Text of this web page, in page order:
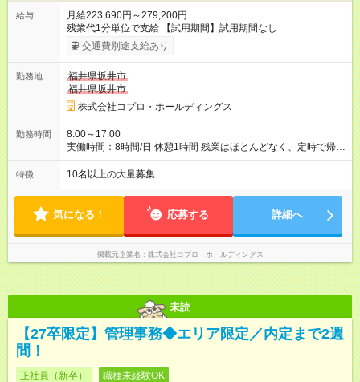
給与
月給223,690円～279,200円
残業代1分単位で支給 【試用期間】試用期間なし
交通費別途支給あり
勤務地
福井県坂井市
福井県坂井市
株式会社コプロ・ホールディングス
勤務時間
8:00～17:00
実働時間：8時間/日 休憩1時間 残業はほとんどなく、定時で帰れ
る日が多い働き方です。 毎日の業務は進捗管理や事務が中心な
ので、 「今日やるべき仕事」が終われば、自然と区切りをつけ
方を大切にしています。
特徴 10名以上の大量募集
気になる！ 応募する 詳細へ
掲載元企業名 株式会社コプロ・ホールディングス
未読
【27卒限定】管理事務◆エリア限定／内定まで2週
間！
正社員（新卒） 職種未経験OK